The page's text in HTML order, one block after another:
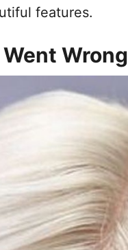
features.
Wrong